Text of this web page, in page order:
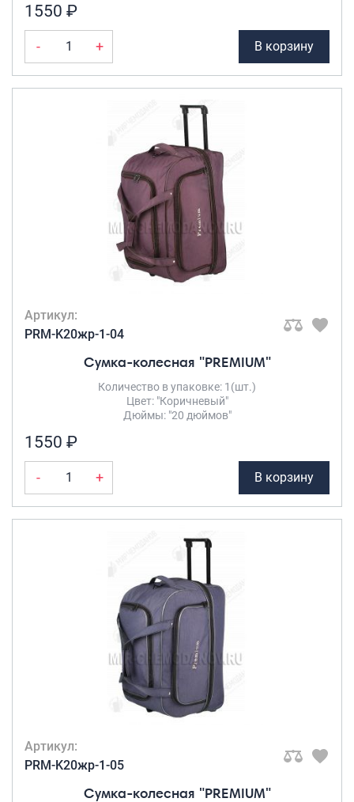
1550 ₽
- + В корзину
Артикул:
PRM-K20жр-1-04
Сумка-колесная "PREMIUM"
Количество в упаковке: 1(шт.)
Цвет: "Коричневый"
Дюймы: "20 дюймов"
1550 ₽
- + В корзину
Артикул:
PRM-K20жр-1-05
Сумка-колесная "PREMIUM"